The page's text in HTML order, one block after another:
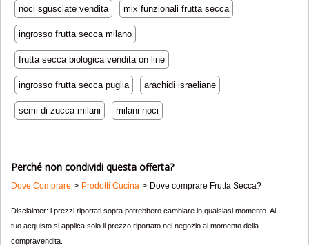
noci sgusciate vendita mix funzionali frutta secca
ingrosso frutta secca milano
frutta secca biologica vendita on line
ingrosso frutta secca puglia arachidi israeliane
semi di zucca milani milani noci
Perché non condividi questa offerta?
Dove Comprare Prodotti Cucina Dove comprare Frutta Secca?
Disclaimer: i prezzi riportati sopra potrebbero cambiare in qualsiasi momento. Al
tuo acquisto si applica solo il prezzo riportato nel negozio al momento della
compravendita.